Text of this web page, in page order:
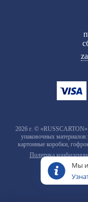
2026 г. © «RUSSCARTON»
упаковочных
картонные коробки,
Политика
Мы